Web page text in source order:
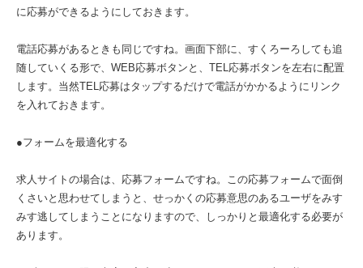
に応募ができるようにしておきます。
電話応募があるときも同じですね。画面下部に、すくろーろしても追
随していくる形で、WEB応募ボタンと、TEL応募ボタンを左右に配置
します。当然TEL応募はタップするだけで電話がかかるようにリンク
を入れておきます。
●フォームを最適化する
求人サイトの場合は、応募フォームですね。この応募フォームで面倒
くさいと思わせてしまうと、せっかくの応募意思のあるユーザをみす
みす逃してしまうことになりますので、しっかりと最適化する必要が
あります。